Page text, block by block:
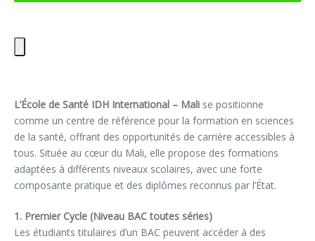
L’École de Santé IDH International – Mali se positionne
comme un centre de référence pour la formation en sciences
de la santé, offrant des opportunités de carrière accessibles à
tous. Située au cœur du Mali, elle propose des formations
adaptées à différents niveaux scolaires, avec une forte
composante pratique et des diplômes reconnus par l’État.
1. Premier Cycle (Niveau BAC toutes séries)
Les étudiants titulaires d’un BAC peuvent accéder à des